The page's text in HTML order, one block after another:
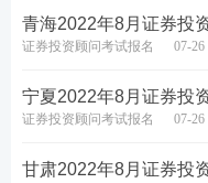
务、投资银行业务等
评价测试对应的科目
评价测试；专项高级
业科目为：合规管理
青海2022年8月证券投
证券投资顾问考试报名 07-26
宁夏2022年8月证券投
证券投资顾问考试报名 07-26
甘肃2022年8月证券投